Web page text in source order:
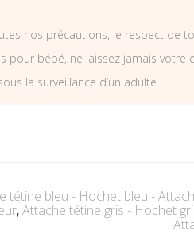
nos précautions, le respect de
bébé, ne laissez jamais votre
la surveillance d’un adulte
tétine bleu - Hochet bleu -
,Attache tétine gris - Hochet